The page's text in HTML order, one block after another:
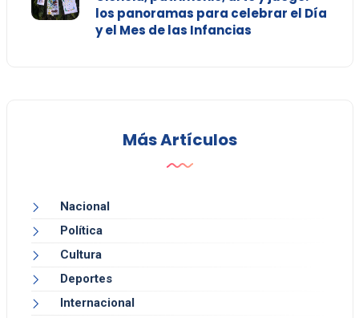
los panoramas para celebrar el Día
y el Mes de las Infancias
Más Artículos
Nacional
Política
Cultura
Deportes
Internacional